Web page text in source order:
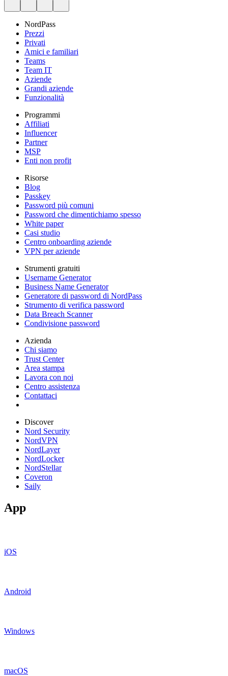
NordPass
Prezzi
Privati
Amici e familiari
Teams
Team IT
Aziende
Grandi aziende
Funzionalità
Programmi
Affiliati
Influencer
Partner
MSP
Enti non profit
Risorse
Blog
Passkey
Password più comuni
Password che dimentichiamo spesso
White paper
Casi studio
Centro onboarding aziende
VPN per aziende
Strumenti gratuiti
Username Generator
Business Name Generator
Generatore di password di NordPass
Strumento di verifica password
Data Breach Scanner
Condivisione password
Azienda
Chi siamo
Trust Center
Area stampa
Lavora con noi
Centro assistenza
Contattaci
Discover
Nord Security
NordVPN
NordLayer
NordLocker
NordStellar
Coveron
Saily
App
iOS
Android
Windows
macOS